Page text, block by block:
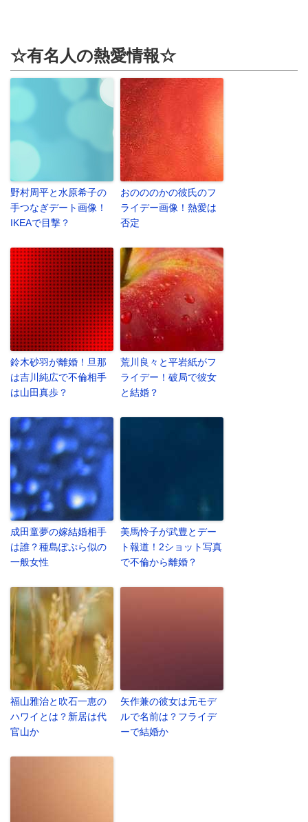
☆有名人の熱愛情報☆
野村周平と水原希子の
手つなぎデート画像！
IKEAで目撃？
おのののかの彼氏のフ
ライデー画像！熱愛は
否定
鈴木砂羽が離婚！旦那
は吉川純広で不倫相手
は山田真歩？
荒川良々と平岩紙がフ
ライデー！破局で彼女
と結婚？
成田童夢の嫁結婚相手
は誰？種島ぽぷら似の
一般女性
美馬怜子が武豊とデー
ト報道！2ショット写真
で不倫から離婚？
福山雅治と吹石一恵の
ハワイとは？新居は代
官山か
矢作兼の彼女は元モデ
ルで名前は？フライデ
ーで結婚か